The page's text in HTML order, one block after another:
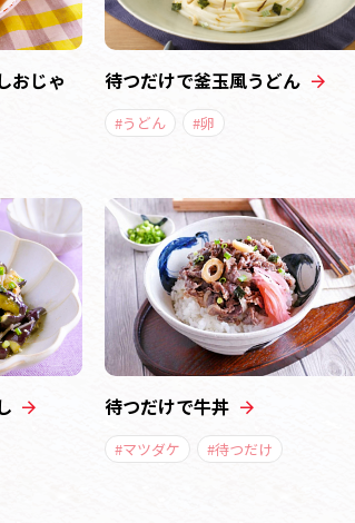
おじゃ
待つだけで釜玉風うどん
#うどん #卵
待つだけで牛丼
#マツダケ #待つだけ